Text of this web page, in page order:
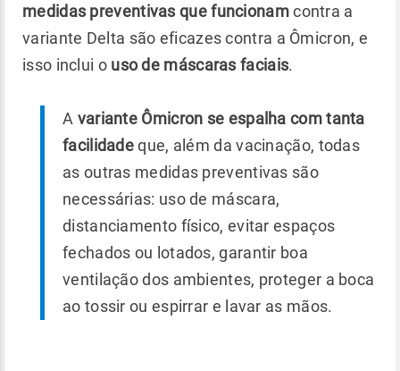
medidas preventivas que funcionamcontra a
variante Delta são eficazes contra a Ômicron, e
isso inclui o uso de máscaras faciais.
A variante Ômicron se espalha com tanta
facilidadeque, além da vacinação, todas
as outras medidas preventivas são
necessárias: uso de máscara,
distanciamento físico, evitar espaços
fechados ou lotados, garantir boa
ventilação dos ambientes, proteger a boca
ao tossir ou espirrar e lavar as mãos.